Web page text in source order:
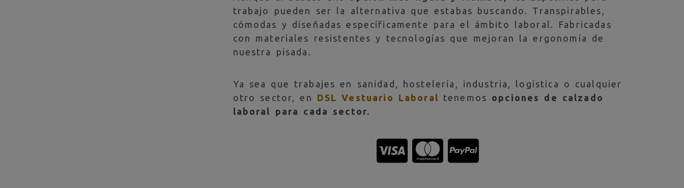
trabajo pueden ser la alternativa que estabas buscando. Transpirables,
cómodas y diseñadas específicamente para el ámbito laboral. Fabricadas
con materiales resistentes y tecnologías que mejoran la ergonomía de
nuestra pisada.
Ya sea que trabajes en sanidad, hostelería, industria, logística o cualquier
otro sector, en DSL Vestuario Laboral tenemos opciones de calzado
laboral para cada sector.